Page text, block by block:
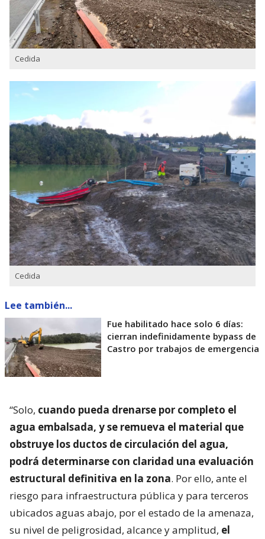
Cedida
Cedida
Lee también...
Fue habilitado hace solo 6 días:
cierran indefinidamente bypass de
Castro por trabajos de emergencia
“Solo, cuando pueda drenarse por completo el
agua embalsada, y se remueva el material que
obstruye los ductos de circulación del agua,
podrá determinarse con claridad una evaluación
estructural definitiva en la zona. Por ello, ante el
riesgo para infraestructura pública y para terceros
ubicados aguas abajo, por el estado de la amenaza,
su nivel de peligrosidad, alcance y amplitud, el